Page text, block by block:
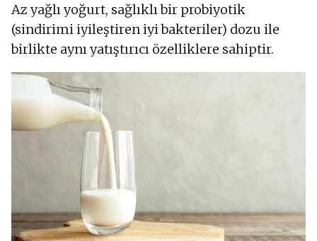
Az yağlı yoğurt, sağlıklı bir probiyotik
(sindirimi iyileştiren iyi bakteriler) dozu ile
birlikte aynı yatıştırıcı özelliklere sahiptir.